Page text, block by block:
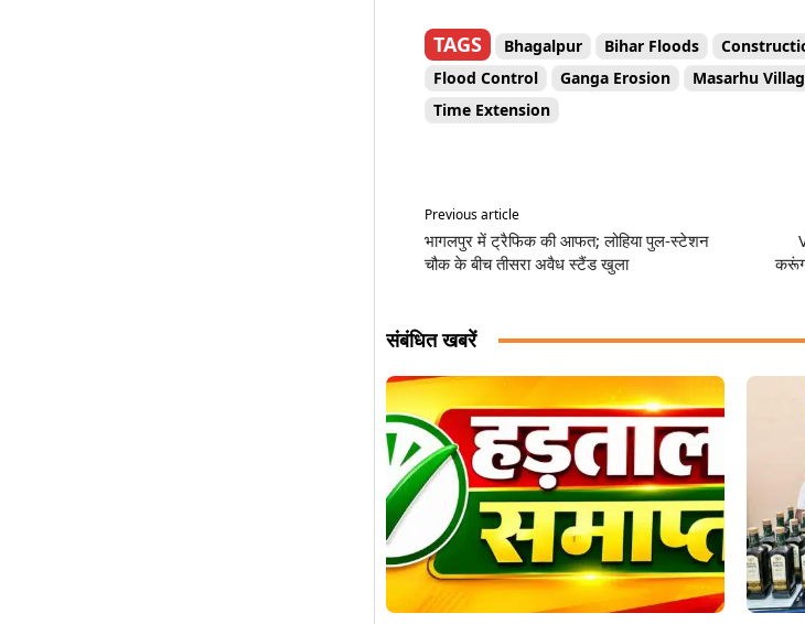
TAGS Bhagalpur Bihar Floods
Flood Control
Ganga Erosion Masarhu
Time Extension
Previous article
भागलपुर में ट्रैफिक की आफत; लोहिया पुल-स्टेशन
चौक के बीच तीसरा अवैध स्टैंड खुला
संबंधित खबरें